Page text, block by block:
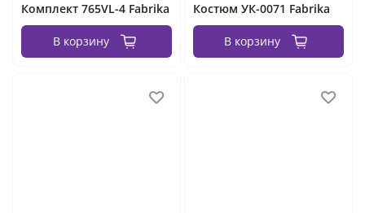
Комплект 765VL-4 Fabrika
В корзину
Костюм УК-0071 Fabrika
В корзину